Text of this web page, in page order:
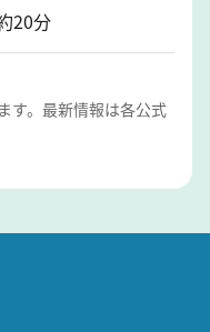
20分
す。最新情報は各公式